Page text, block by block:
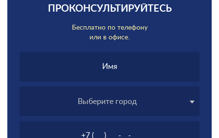
ПРОКОНСУЛЬТИРУЙТЕСЬ
Бесплатно по телефону
или в офисе.
Выберите город